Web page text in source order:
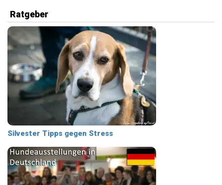
Ratgeber
Silvester Tipps gegen Stress